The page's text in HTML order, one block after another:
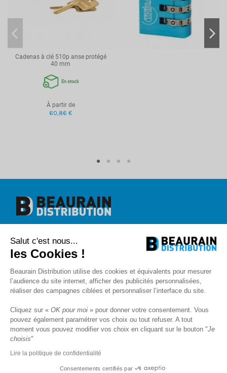
Cadenas à clé 510p anse protégé
40 mm
En stock
À partir de
60,86 €
1 rue de l'abbé Caron
BP 40020
80390 Fressenneville
contact@beaurain-distribution.com
Qui sommes-nous?
Contact
Mentions légales
CGV
Politique de protection des données
Livraison
SAV et Garantie
Salut c'est nous...
les Cookies !
Beaurain Distribution utilise des cookies et équivalents pour mesurer
l’audience du site internet, afficher des publicités personnalisées,
réaliser des campagnes ciblées et personnaliser l’interface du site.
Cliquez sur « OK pour moi » pour donner votre consentement. Vous
pouvez également paramétrer vos choix ou tout refuser. A tout
moment vous pouvez modifier vos choix en cliquant sur le bouton "Je
choisis"
Lire la politique de confidentialité
Consentements certifiés par